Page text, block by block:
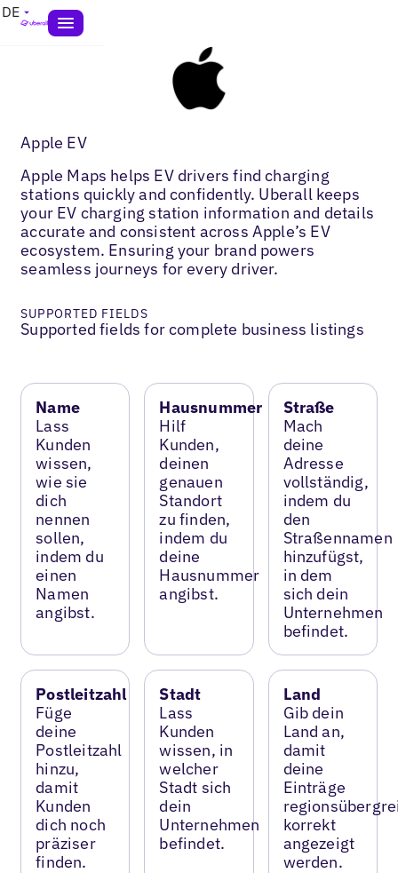
DE
Apple EV
Apple Maps helps EV drivers find charging
stations quickly and confidently. Uberall keeps
your EV charging station information and details
accurate and consistent across Apple’s EV
ecosystem. Ensuring your brand powers
seamless journeys for every driver.
SUPPORTED FIELDS
Supported fields for complete business listings
Name
Lass
Kunden
wissen,
wie sie
dich
nennen
sollen,
indem du
einen
Namen
angibst.
Hausnummer
Hilf
Kunden,
deinen
genauen
Standort
zu finden,
indem du
deine
Hausnummer
angibst.
Straße
Mach
deine
Adresse
vollständig,
indem du
den
Straßennamen
hinzufügst,
in dem
sich dein
Unternehmen
befindet.
Postleitzahl
Füge
deine
Postleitzahl
hinzu,
damit
Kunden
dich noch
präziser
finden.
Stadt
Lass
Kunden
wissen, in
welcher
Stadt sich
dein
Unternehmen
befindet.
Land
Gib dein
Land an,
damit
deine
Einträge
korrekt
angezeigt
werden.